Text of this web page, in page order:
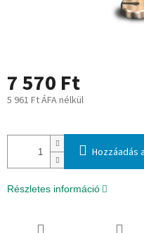
7 570 Ft
5 961 Ft ÁFA nélkül
Hozzáadás
Részletes információ